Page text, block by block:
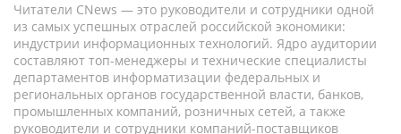
Читатели CNews — это руководители и сотрудники одной
из самых успешных отраслей российской экономики:
индустрии информационных технологий. Ядро аудитории
составляют топ-менеджеры и технические специалисты
департаментов информатизации федеральных и
региональных органов государственной власти, банков,
промышленных компаний, розничных сетей, а также
руководители и сотрудники компаний-поставщиков